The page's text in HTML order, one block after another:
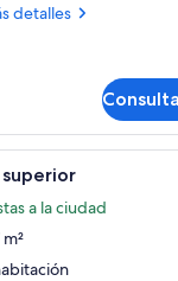
detalles
a la ciudad